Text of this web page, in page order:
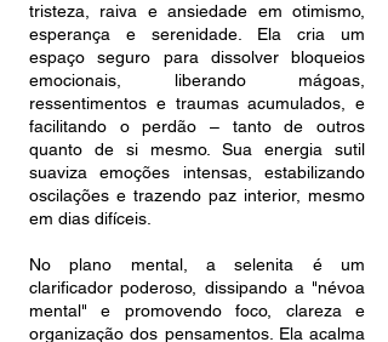
tristeza, raiva e ansiedade em otimismo,
esperança e serenidade. Ela cria um
espaço seguro para dissolver bloqueios
emocionais, liberando mágoas,
ressentimentos e traumas acumulados, e
facilitando o perdão – tanto de outros
quanto de si mesmo. Sua energia sutil
suaviza emoções intensas, estabilizando
oscilações e trazendo paz interior, mesmo
em dias difíceis.
No plano mental, a selenita é um
clarificador poderoso, dissipando a "névoa
mental" e promovendo foco, clareza e
organização dos pensamentos. Ela acalma